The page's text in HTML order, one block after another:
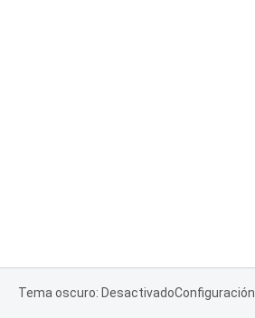
Tema oscuro: DesactivadoConfiguración